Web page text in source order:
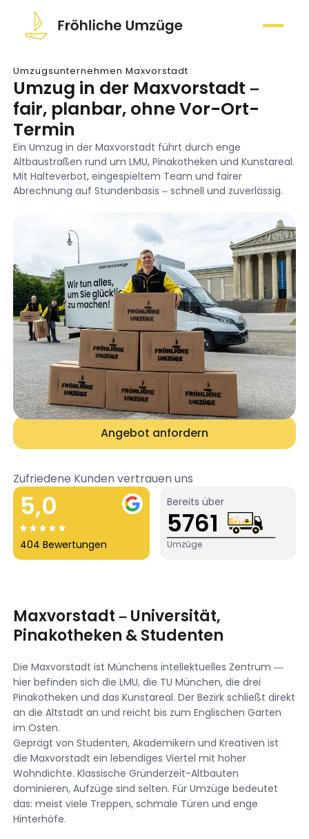
Umzugsunternehmen Maxvorstadt
Umzug in der Maxvorstadt –
fair, planbar, ohne Vor-Ort-
Termin
Ein Umzug in der Maxvorstadt führt durch enge
Altbaustraßen rund um LMU, Pinakotheken und Kunstareal.
Mit Halteverbot, eingespieltem Team und fairer
Abrechnung auf Stundenbasis – schnell und zuverlässig.
Angebot anfordern
Zufriedene Kunden vertrauen uns
5,0
404 Bewertungen
Bereits über
5761
Umzüge
Maxvorstadt – Universität,
Pinakotheken & Studenten
Die Maxvorstadt ist Münchens intellektuelles Zentrum —
hier befinden sich die LMU, die TU München, die drei
Pinakotheken und das Kunstareal. Der Bezirk schließt direkt
an die Altstadt an und reicht bis zum Englischen Garten
im Osten.
Geprägt von Studenten, Akademikern und Kreativen ist
die Maxvorstadt ein lebendiges Viertel mit hoher
Wohndichte. Klassische Gründerzeit-Altbauten
dominieren, Aufzüge sind selten. Für Umzüge bedeutet
das: meist viele Treppen, schmale Türen und enge
Hinterhöfe.